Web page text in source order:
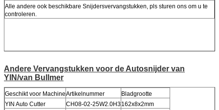
Alle andere ook beschikbare Snijdersvervangstukken, pls sturen ons om u te
controleren.
Andere Vervangstukken voor de Autosnijder van
YIN/van Bullmer
Geschikt voor MachineArtikelnummer
Bladgrootte
YIN Auto Cutter
CH08-02-25W2.0H3162x8x2mm